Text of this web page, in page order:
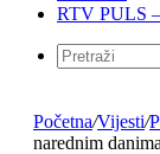
RTV PULS
Početna/Vijesti/
narednim danima